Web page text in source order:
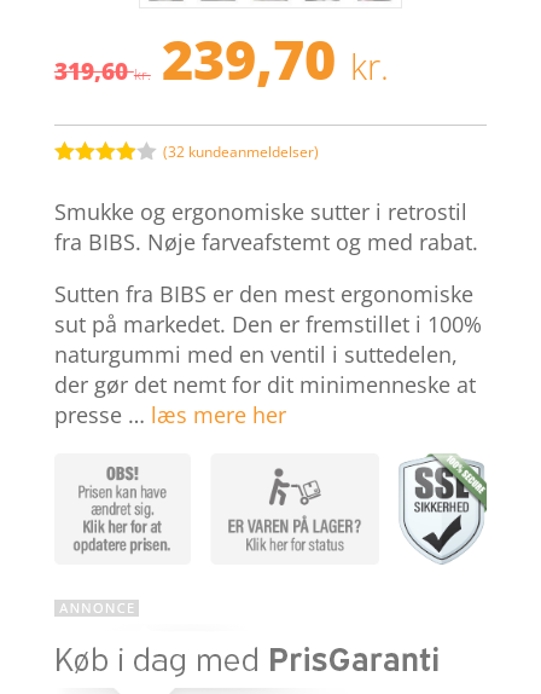
319,60kr. Den
oprindelige
pris
var:
319,60 kr..
239,70 kr.
pris
er:
ud af 5
baseret
på
ømmelse
(32 kundeanmeldelser)
Smukke og ergonomiske sutter i retrostil
fra BIBS. Nøje farveafstemt og med rabat.
Sutten fra BIBS er den mest ergonomiske
sut på markedet. Den er fremstillet i 100%
naturgummi med en ventil i suttedelen,
der gør det nemt for dit minimenneske at
presse … læs mere her